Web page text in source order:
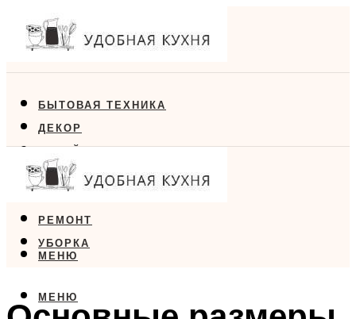
БЫТОВАЯ ТЕХНИКА
ДЕКОР
ДИЗАЙН
ЕДА
РЕМОНТ
УБОРКА
МЕНЮ
МЕНЮ